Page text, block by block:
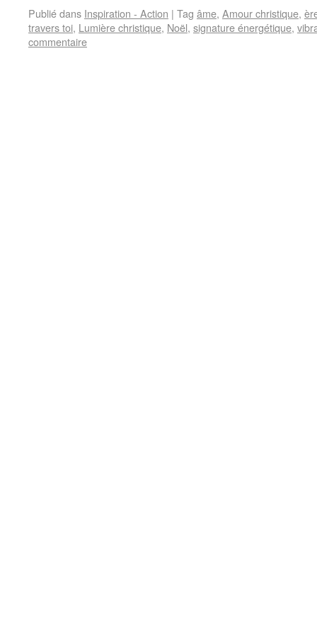
Publié dans Inspiration - Action | Tag âme, Amour christique,
travers toi, Lumière christique, Noël, signature énergétique,
commentaire